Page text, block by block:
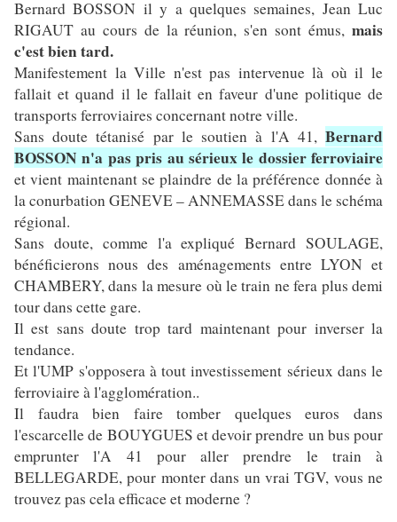
Bernard BOSSON il y a quelques semaines, Jean Luc
RIGAUT au cours de la réunion, s'en sont émus, mais
c'est bien tard.
Manifestement la Ville n'est pas intervenue là où il le
fallait et quand il le fallait en faveur d'une politique de
transports ferroviaires concernant notre ville.
Sans doute tétanisé par le soutien à l'A 41, Bernard
BOSSON n'a pas pris au sérieux le dossier ferroviaire
et vient maintenant se plaindre de la préférence donnée à
la conurbation GENEVE – ANNEMASSE dans le schéma
régional.
Sans doute, comme l'a expliqué Bernard SOULAGE,
bénéficierons nous des aménagements entre LYON et
CHAMBERY, dans la mesure où le train ne fera plus demi
tour dans cette gare.
Il est sans doute trop tard maintenant pour inverser la
tendance.
Et l'UMP s'opposera à tout investissement sérieux dans le
ferroviaire à l'agglomération..
Il faudra bien faire tomber quelques euros dans
l'escarcelle de BOUYGUES et devoir prendre un bus pour
emprunter l'A 41 pour aller prendre le train à
BELLEGARDE, pour monter dans un vrai TGV, vous ne
trouvez pas cela efficace et moderne ?